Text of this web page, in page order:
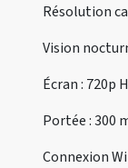
Résolution
Vision
Écran : 720p
Portée : 300
Connexion